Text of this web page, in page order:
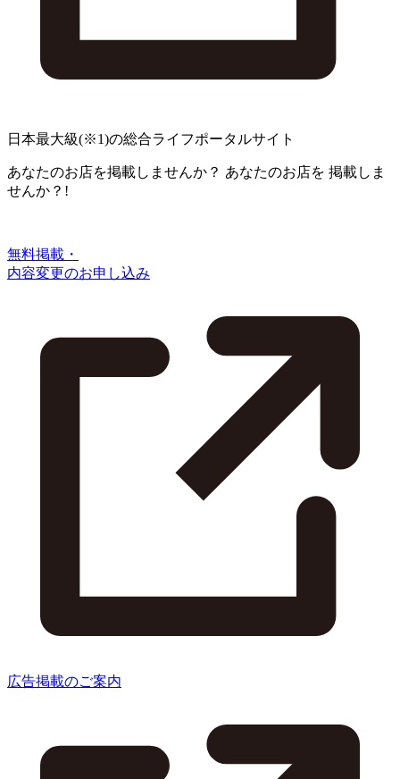
日本最大級(※1)の総合ライフポータルサイト
あなたのお店を掲載しませんか？ あなたのお店を 掲載しま
せんか？!
無料掲載・
内容変更のお申し込み
広告掲載のご案内